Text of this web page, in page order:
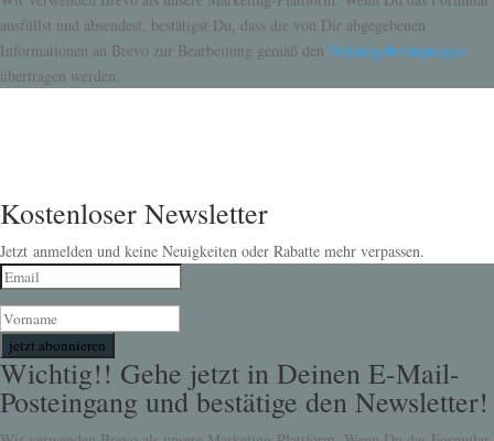
ausfüllst und absendest, bestätigst Du, dass die von Dir abgegebenen
Informationen an Brevo zur Bearbeitung gemäß den Nutzungsbedingungen
übertragen werden.
Kostenloser Newsletter
Jetzt anmelden und keine Neuigkeiten oder Rabatte mehr verpassen.
jetzt abonnieren
Wichtig!! Gehe jetzt in Deinen E-Mail-
Posteingang und bestätige den Newsletter!